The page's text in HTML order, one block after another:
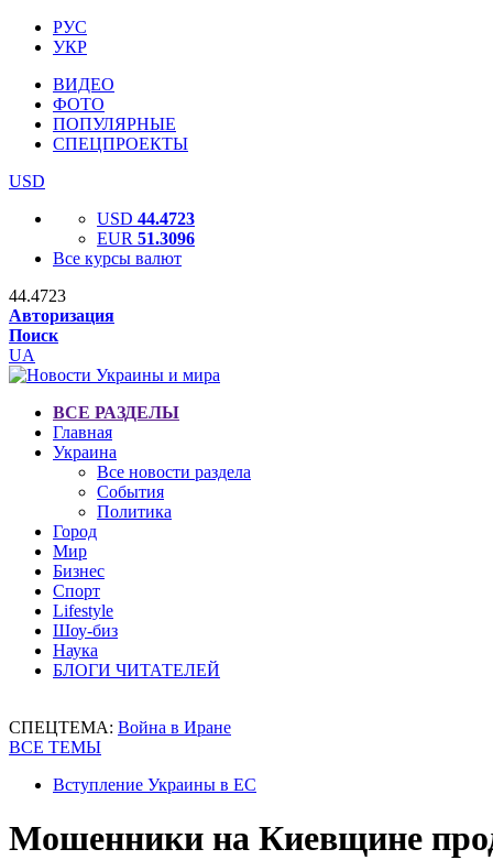
РУС
УКР
ВИДЕО
ФОТО
ПОПУЛЯРНЫЕ
СПЕЦПРОЕКТЫ
USD
USD 44.4723
EUR 51.3096
Все курсы валют
44.4723
Авторизация
Поиск
UA
ВСЕ РАЗДЕЛЫ
Главная
Украина
Все новости раздела
События
Политика
Город
Мир
Бизнес
Спорт
Lifestyle
Шоу-биз
Наука
БЛОГИ ЧИТАТЕЛЕЙ
СПЕЦТЕМА: Война в Иране
ВСЕ ТЕМЫ
Вступление Украины в ЕС
Мошенники на Киевщине